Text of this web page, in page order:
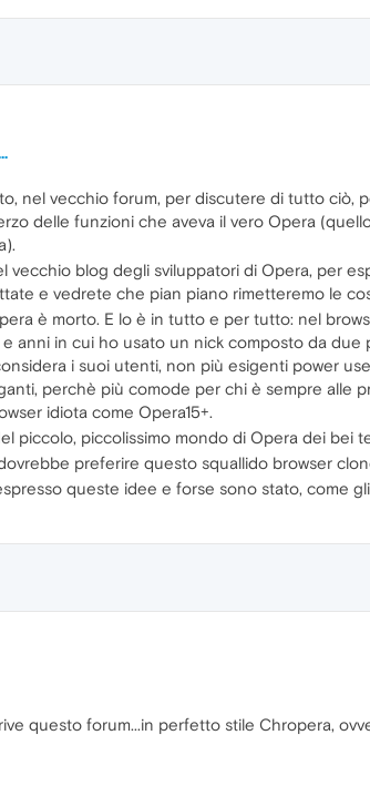
nel vecchio forum, per discutere di tutto ciò,
delle funzioni che aveva il vero Opera
vecchio blog degli sviluppatori di Opera, per
e vedrete che pian piano rimetteremo le
è morto. E lo è in tutto e per tutto: nel
anni in cui ho usato un nick composto da
i suoi utenti, non più esigenti power
perchè più comode per chi è sempre alle
idiota come Opera15+.
piccolo, piccolissimo mondo di Opera dei bei
preferire questo squallido browser
queste idee e forse sono stato, come
questo forum...in perfetto stile Chropera,